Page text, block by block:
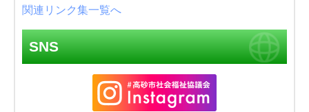
関連リンク集一覧へ
SNS